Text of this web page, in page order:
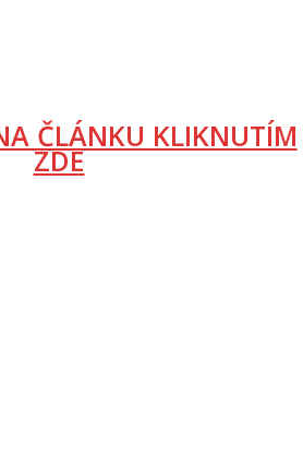
ČLÁNKU KLIKNUTÍM
ZDE